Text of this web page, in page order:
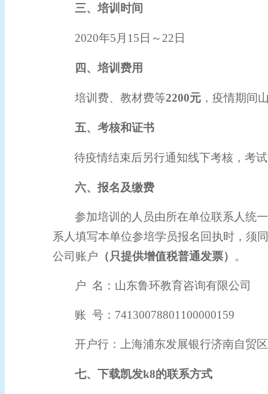
三、培训时间
2020年5 月 15 日～ 22 日
四、培训费用
培训费、教材费等2200元 ，疫情期间
五、考核和证书
待疫情结束后另行通知线下考核， 考
六、报名及缴费
参加培训的人员由所在单位联系人统
系人填写本单位参培学员报名回执时，须
公司 账户 （只提供增值税普通发票） 。
户 名：山东鲁环教育咨询有限公司
账 号：74130078801100000159
开户行：上海浦东发展银行济南自贸
七、下载凯发k8的联系方式